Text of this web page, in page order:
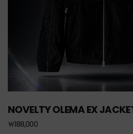
NOVELTY OLEMA EX
￦188,000